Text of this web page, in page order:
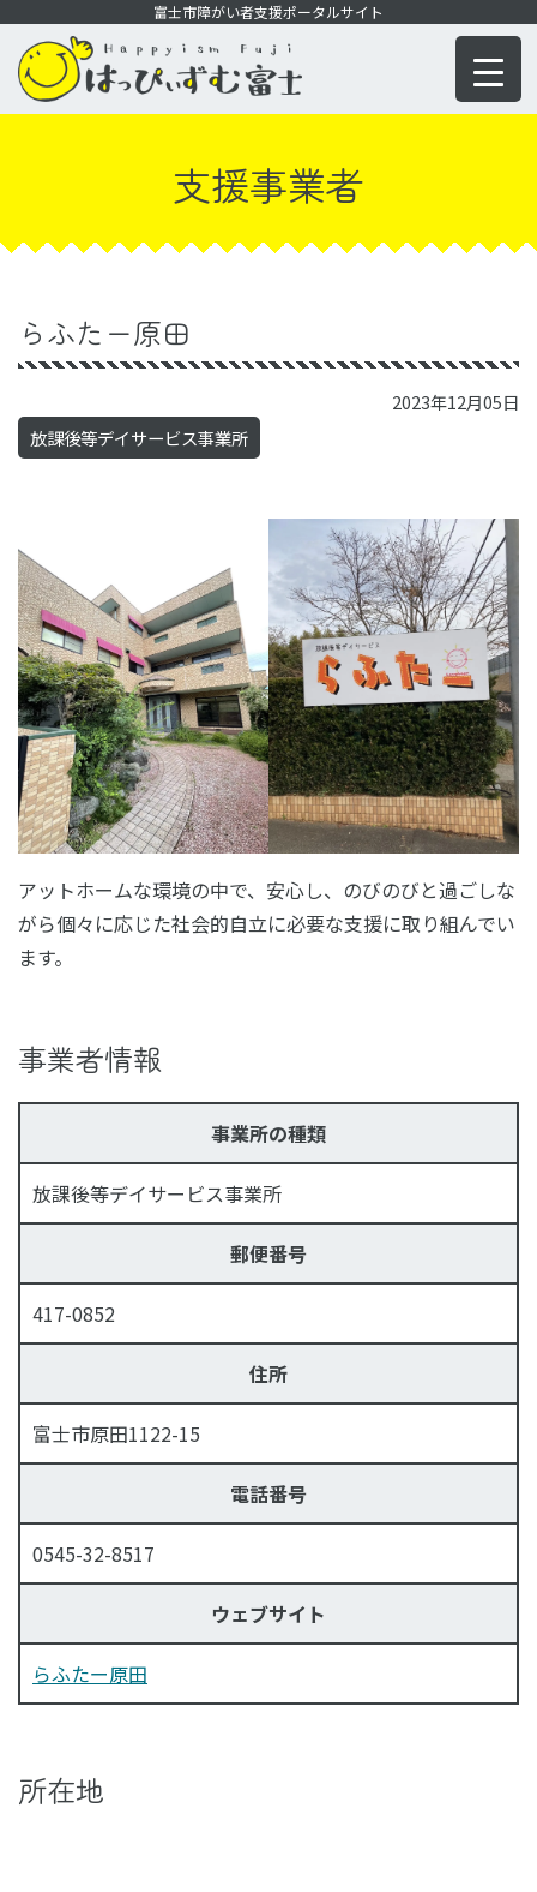
ン
動
富士市障がい者支援ポータルサイト
支援事業者
らふたー原田
2023年12月05日
放課後等デイサービス事業所
アットホームな環境の中で、安心し、のびのびと過ごしな
がら個々に応じた社会的自立に必要な支援に取り組んでい
ます。
事業者情報
事業所の種類
放課後等デイサービス事業所
郵便番号
417-0852
住所
富士市原田1122-15
電話番号
0545-32-8517
ウェブサイト
らふたー原田
所在地